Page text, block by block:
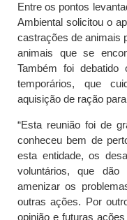
Entre os pontos
Ambiental solicitou o
castrações de animais
animais que se
Também foi
temporários, que
aquisição de ração
“Esta reunião foi de
conheceu bem de
esta entidade, os
voluntários, que
amenizar os
outras ações. Por
opinião e futuras